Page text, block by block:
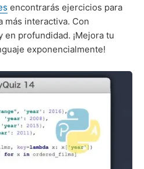
encontrarás ejercicios para
más interactiva. Con
profundidad. ¡Mejora tu
exponencialmente!
Python
Quiz
–
Sorted
en